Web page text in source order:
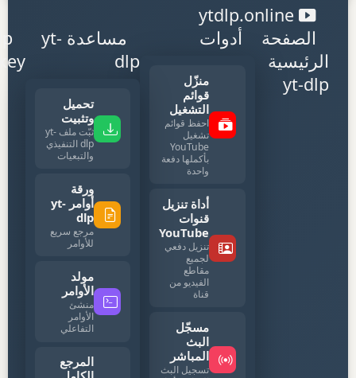
ไทย
Bahasa Malaysia
Filipino
Polski
الصفحة
الرئيسية
yt-dlp
أدوات
منزّل
قوائم
التشغيل
احفظ قوائم
تشغيل
YouTube
بأكملها دفعة
واحدة
أداة تنزيل
قنوات
YouTube
تنزيل دفعي
لجميع
مقاطع
الفيديو من
قناة
مسجّل
البث
المباشر
تسجيل البث
مساعدة yt-
dlp
تحميل
وتثبيت
ثبّت ملف yt-
dlp التنفيذي
والتبعيات
ورقة
أوامر yt-
dlp
مرجع سريع
للأوامر
مولد
الأوامر
منشئ
الأوامر
التفاعلي
المرجع